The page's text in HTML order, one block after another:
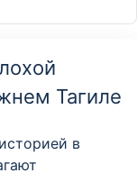
Тагиле
в